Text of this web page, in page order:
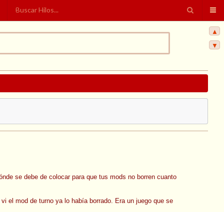
se debe de colocar para que tus mods no borren cuanto
el mod de turno ya lo había borrado. Era un juego que se
▲
▼